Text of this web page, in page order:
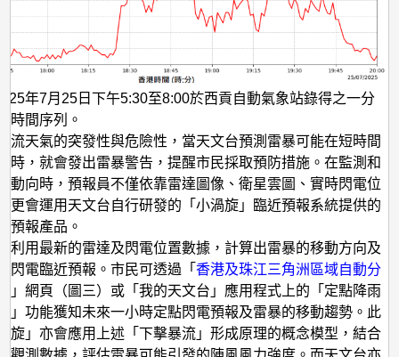
年7月25日下午5:30至8:00於西貢自動氣象站錄得之一分
時間序列。
流天氣的突發性與危險性，當天文台預測雷暴可能在短時間
時，就會發出雷暴警告，提醒市民採取預防措施。在監測和
動向時，預報員不僅依靠雷達圖像、衛星雲圖、實時閃電位
更會運用天文台自行研發的「小渦旋」臨近預報系統提供的
預報產品。
利用最新的雷達及閃電位置數據，計算出雷暴的移動方向及
閃電臨近預報。市民可透過「香港及珠江三角洲區域自動分
」網頁（圖三）或「我的天文台」應用程式上的「定點降雨
」功能獲知未來一小時定點閃電預報及雷暴的移動趨勢。此
旋」亦會應用上述「下擊暴流」形成原理的概念模型，結合